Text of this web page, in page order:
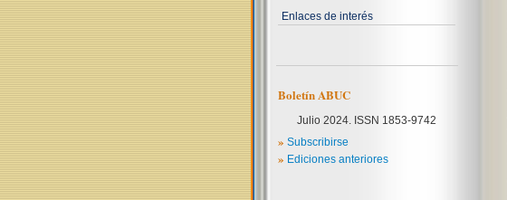
Enlaces de interés
Boletín ABUC
Julio 2024. ISSN 1853-9742
» Subscribirse
» Ediciones anteriores